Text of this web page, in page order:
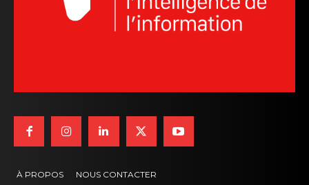
À PROPOS NOUS CONTACTER